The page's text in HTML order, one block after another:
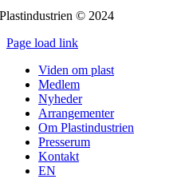
Plastindustrien © 2024
Page load link
Viden om plast
Medlem
Nyheder
Arrangementer
Om Plastindustrien
Presserum
Kontakt
EN